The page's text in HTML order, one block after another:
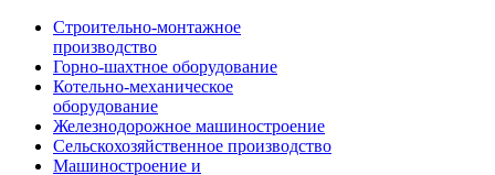
Строительно-монтажное
производство
Горно-шахтное оборудование
Котельно-механическое
оборудование
Железнодорожное машиностроение
Сельскохозяйственное производство
Машиностроение и